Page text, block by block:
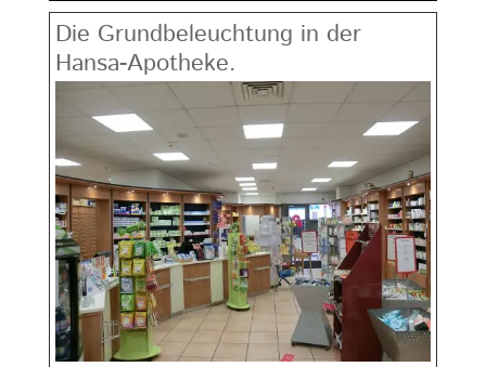
Die Grundbeleuchtung in der
Hansa-Apotheke.